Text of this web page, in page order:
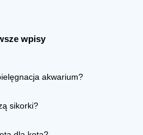
wpisy
akwarium?
sikorki?